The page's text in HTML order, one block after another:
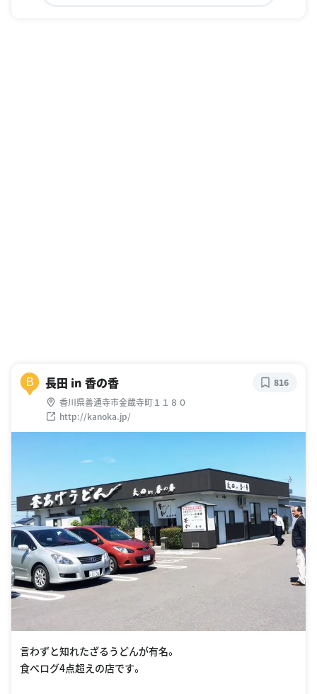
B 長田 in 香の香
香川県善通寺市金蔵寺町１１８０
http://kanoka.jp/
816
言わずと知れたざるうどんが有名。
食べログ4点超えの店です。